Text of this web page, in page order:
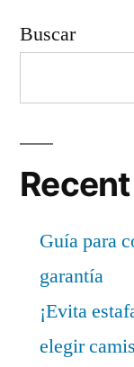
deBuscar
Guía para
garantía
¡Evita
elegir